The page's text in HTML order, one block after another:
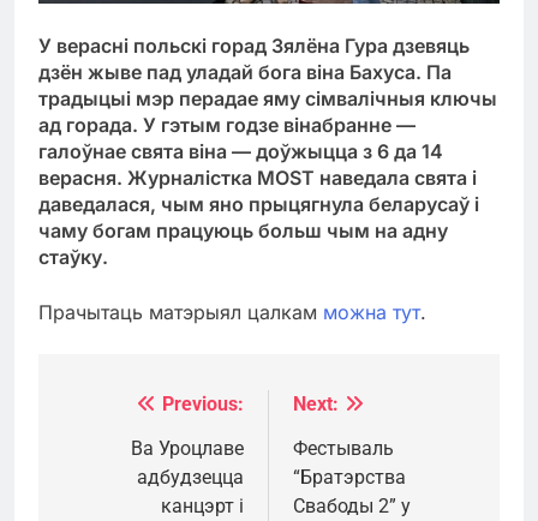
У верасні польскі горад Зялёна Гура дзевяць
дзён жыве пад уладай бога віна Бахуса. Па
традыцыі мэр перадае яму сімвалічныя ключы
ад горада. У гэтым годзе вінабранне —
галоўнае свята віна — доўжыцца з 6 да 14
верасня. Журналістка MOST наведала свята і
даведалася, чым яно прыцягнула беларусаў і
чаму богам працуюць больш чым на адну
стаўку.
Прачытаць матэрыял цалкам можна тут.
Навігацыя
запісах
Previous:
Ва Уроцлаве
адбудзецца
канцэрт і
Next:
Фестываль
“Братэрства
Свабоды 2” у